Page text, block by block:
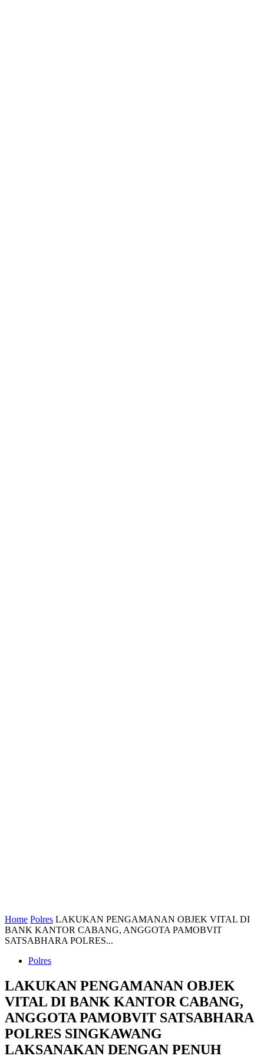
Home Polres LAKUKAN PENGAMANAN OBJEK VITAL DI
BANK KANTOR CABANG, ANGGOTA PAMOBVIT
SATSABHARA POLRES...
Polres
LAKUKAN PENGAMANAN OBJEK
VITAL DI BANK KANTOR CABANG,
ANGGOTA PAMOBVIT SATSABHARA
POLRES SINGKAWANG
LAKSANAKAN DENGAN PENUH